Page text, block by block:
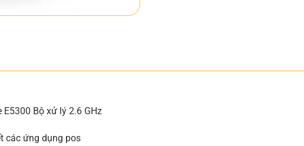
Bộ xử lý 2.6 GHz
các ứng dụng pos